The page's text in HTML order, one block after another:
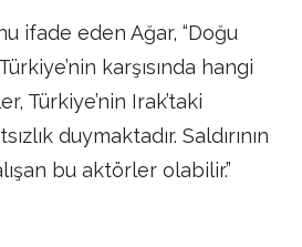
ifade eden Ağar, “Doğu
karşısında hangi
Türkiye’nin Irak’taki
duymaktadır. Saldırının
bu aktörler olabilir.”